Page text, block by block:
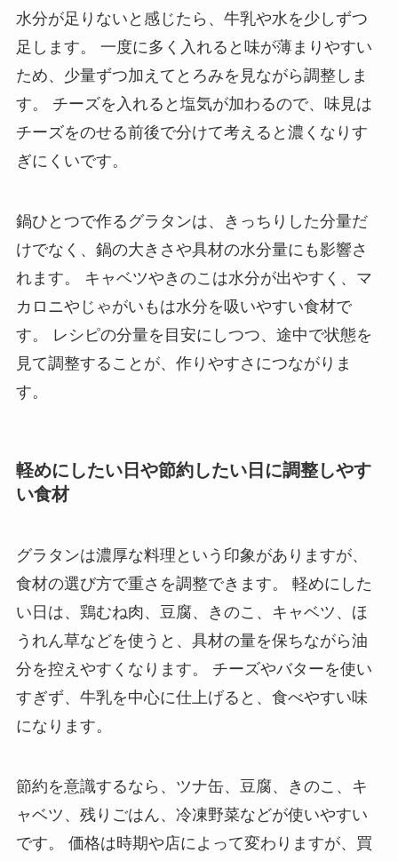
水分が足りないと感じたら、牛乳や水を少しずつ
足します。 一度に多く入れると味が薄まりやすい
ため、少量ずつ加えてとろみを見ながら調整しま
す。 チーズを入れると塩気が加わるので、味見は
チーズをのせる前後で分けて考えると濃くなりす
ぎにくいです。
鍋ひとつで作るグラタンは、きっちりした分量だ
けでなく、鍋の大きさや具材の水分量にも影響さ
れます。 キャベツやきのこは水分が出やすく、マ
カロニやじゃがいもは水分を吸いやすい食材で
す。 レシピの分量を目安にしつつ、途中で状態を
見て調整することが、作りやすさにつながりま
す。
軽めにしたい日や節約したい日に調整しやす
い食材
グラタンは濃厚な料理という印象がありますが、
食材の選び方で重さを調整できます。 軽めにした
い日は、鶏むね肉、豆腐、きのこ、キャベツ、ほ
うれん草などを使うと、具材の量を保ちながら油
分を控えやすくなります。 チーズやバターを使い
すぎず、牛乳を中心に仕上げると、食べやすい味
になります。
節約を意識するなら、ツナ缶、豆腐、きのこ、キ
ャベツ、残りごはん、冷凍野菜などが使いやすい
です。 価格は時期や店によって変わりますが、買